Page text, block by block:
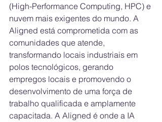
(High-Performance Computing, HPC) e
nuvem mais exigentes do mundo. A
Aligned está comprometida com as
comunidades que atende,
transformando locais industriais em
polos tecnológicos, gerando
empregos locais e promovendo o
desenvolvimento de uma força de
trabalho qualificada e amplamente
capacitada. A Aligned é onde a IA